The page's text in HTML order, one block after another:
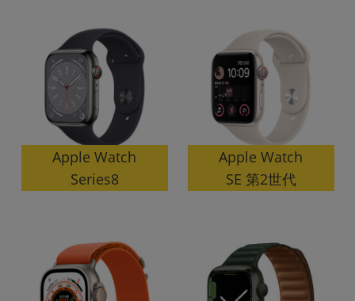
Apple Watch
Series8
Apple Watch
SE 第2世代
円 ～ 円
発売日
年 月 から
年 月 まで